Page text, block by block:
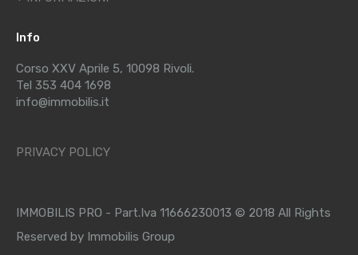
Info
Corso XXV Aprile 5, 10098 Rivoli.
Tel 353 404 1698
info@immobilis.it
PRIVACY POLICY
IMMOBILIS PRO - Part.Iva 11666230013 © 2018 All Rights
Reserved by Immobilis Group